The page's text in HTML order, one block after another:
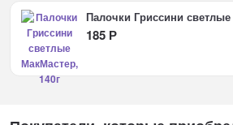
Палочки Гриссини
185 Р